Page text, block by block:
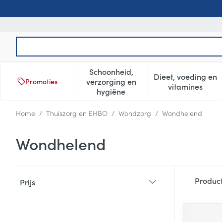
Product, merk, categorie...
Promoties
Schoonheid,
verzorging en
hygiëne
Toon submenu voor
Dieet, voeding en
vitamines
Toon
Home / Thuiszorg en EHBO / Wondzorg / Wondhelend
Wondhelend
Prijs